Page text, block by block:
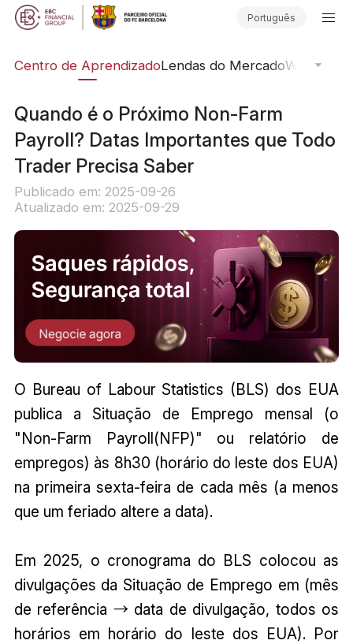
Português
Centro de AprendizadoLendas do MercadoWebinars
Quando é o Próximo Non-Farm
Payroll? Datas Importantes que Todo
Trader Precisa Saber
Publicado em: 2025-09-26
Atualizado em: 2025-09-29
O Bureau of Labour Statistics (BLS) dos EUA
publica a Situação de Emprego mensal (o
"Non-Farm Payroll(NFP)" ou relatório de
empregos) às 8h30 (horário do leste dos EUA)
na primeira sexta-feira de cada mês (a menos
que um feriado altere a data).
Em 2025, o cronograma do BLS colocou as
divulgações da Situação de Emprego em (mês
de referência → data de divulgação, todos os
horários em horário do leste dos EUA). Por